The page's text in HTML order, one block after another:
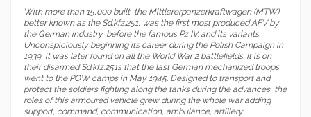
With more than 15,000 built, the Mittlererpanzerkraftwagen (MTW),
better known as the Sd.kfz.251, was the first most produced AFV by
the German industry, before the famous Pz IV. and its variants.
Unconspiciously beginning its career during the Polish Campaign in
1939, it was later found on all the World War 2 battlefields. It is on
their disarmed Sd.kfz.251s that the last German mechanized troops
went to the POW camps in May 1945. Designed to transport and
protect the soldiers fighting along the tanks during the advances, the
roles of this armoured vehicle grew during the whole war adding
support, command, communication, ambulance, artillery